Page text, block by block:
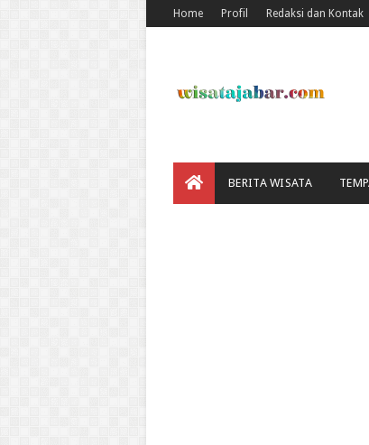
Home Profil Redaksi dan Kontak
BERITA WISATA